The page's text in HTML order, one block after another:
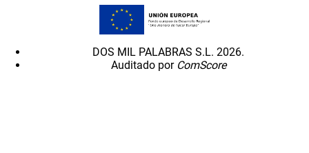
DOS MIL PALABRAS S.L. 2026.
Auditado por ComScore